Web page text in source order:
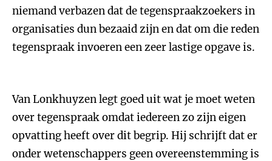
niemand verbazen dat de tegenspraakzoekers in
organisaties dun bezaaid zijn en dat om die reden
tegenspraak invoeren een zeer lastige opgave is.
Van Lonkhuyzen legt goed uit wat je moet weten
over tegenspraak omdat iedereen zo zijn eigen
opvatting heeft over dit begrip. Hij schrijft dat er
onder wetenschappers geen overeenstemming is